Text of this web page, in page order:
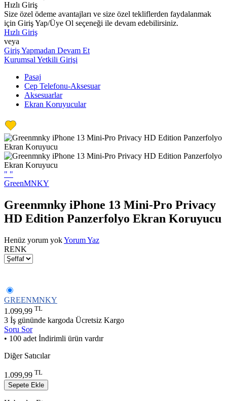
Hızlı Giriş
Size özel ödeme avantajları ve size özel tekliflerden faydalanmak
için Giriş Yap/Üye Ol seçeneği ile devam edebilirsiniz.
Hızlı Giriş
veya
Giriş Yapmadan Devam Et
Kurumsal Yetkili Girişi
Pasaj
Cep Telefonu-Aksesuar
Aksesuarlar
Ekran Koruyucular
" "
GreenMNKY
Greenmnky iPhone 13 Mini-Pro Privacy
HD Edition Panzerfolyo Ekran Koruyucu
Henüz yorum yokYorum Yaz
RENK
GREENMNKY
1.099,99 TL
3 İş gününde kargoda Ücretsiz Kargo
Soru Sor
• 100 adet İndirimli ürün vardır
Diğer Satıcılar
1.099,99 TL
Sepete Ekle